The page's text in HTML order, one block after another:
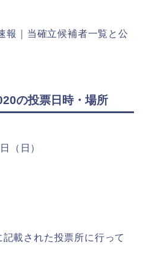
｜当確立候補者一覧と公
の投票日時・場所
（日）
載された投票所に行って